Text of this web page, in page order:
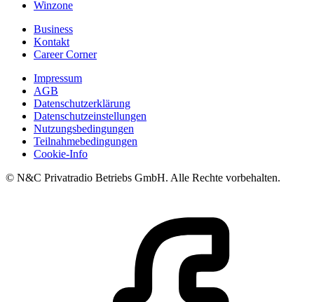
Winzone
Business
Kontakt
Career Corner
Impressum
AGB
Datenschutzerklärung
Datenschutzeinstellungen
Nutzungsbedingungen
Teilnahmebedingungen
Cookie-Info
© N&C Privatradio Betriebs GmbH. Alle Rechte vorbehalten.